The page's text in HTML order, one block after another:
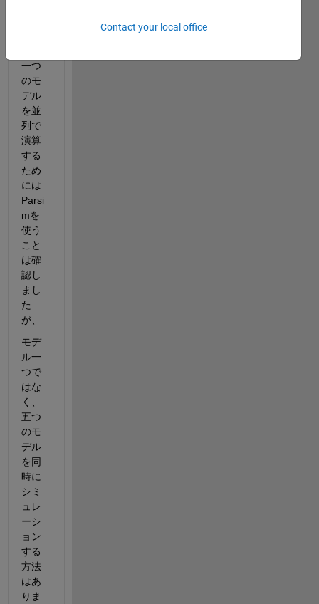
一つ
のモ
デル
を並
列で
演算
する
ため
には
Parsi
mを
使う
こと
は確
認し
まし
た
が、
モデ
ル一
つで
はな
く、
五つ
のモ
デル
を同
時に
シミ
ュレ
ーシ
ョン
する
方法
はあ
りま
Contact your local office